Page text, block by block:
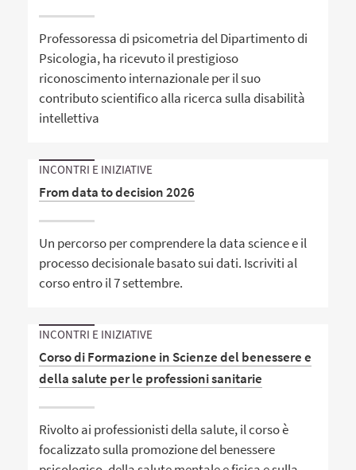
Professoressa di psicometria del Dipartimento di
Psicologia, ha ricevuto il prestigioso
riconoscimento internazionale per il suo
contributo scientifico alla ricerca sulla disabilità
intellettiva
INCONTRI E INIZIATIVE
From data to decision 2026
Un percorso per comprendere la data science e il
processo decisionale basato sui dati. Iscriviti al
corso entro il 7 settembre.
INCONTRI E INIZIATIVE
Corso di Formazione in Scienze del benessere e
della salute per le professioni sanitarie
Rivolto ai professionisti della salute, il corso è
focalizzato sulla promozione del benessere